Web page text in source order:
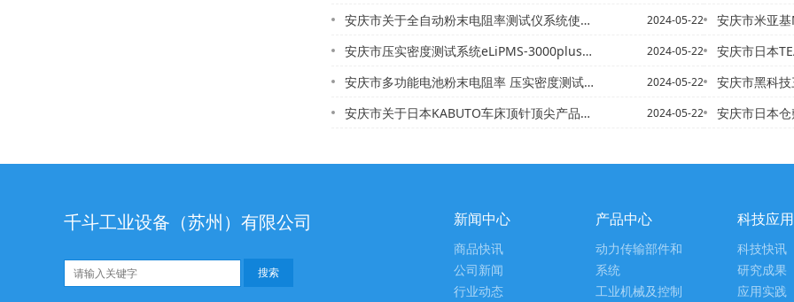
安庆市关于全自动粉末电阻率测试仪系统使用深圳 2024-05-22
安庆市压实密度测试系统eLiPMS-3000plus产品介绍 2024-05-22
安庆市多功能电池粉末电阻率 压实密度测试仪系统eLiPMS-300 2024-05-22
安庆市关于日本KABUTO车床顶针顶尖产品介绍 2024-05-22
安庆市米亚基
安庆市日本
安庆市黑科技三
安庆市日本仓敷
千斗工业设备（苏州）有限公司 新闻中心
商品快讯
公司新闻
行业动态
产品中心
动力传输部件和
系统
工业机械及控制
科技应用
科技快讯
研究成果
应用实践